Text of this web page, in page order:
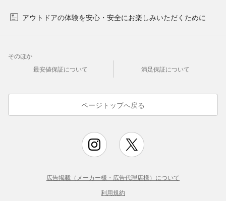
アウトドアの体験を安心・安全にお楽しみいただくために
そのほか
最安値保証について
満足保証について
ページトップへ戻る
広告掲載（メーカー様・広告代理店様）について
利用規約